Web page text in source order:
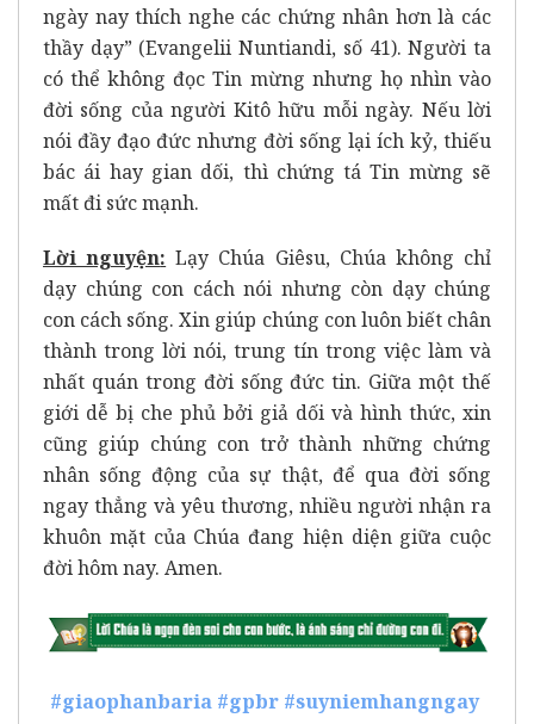
ngày nay thích nghe các chứng nhân hơn là các
thầy dạy” (Evangelii Nuntiandi, số 41). Người ta
có thể không đọc Tin mừng nhưng họ nhìn vào
đời sống của người Kitô hữu mỗi ngày. Nếu lời
nói đầy đạo đức nhưng đời sống lại ích kỷ, thiếu
bác ái hay gian dối, thì chứng tá Tin mừng sẽ
mất đi sức mạnh.
Lời nguyện: Lạy Chúa Giêsu, Chúa không chỉ
dạy chúng con cách nói nhưng còn dạy chúng
con cách sống. Xin giúp chúng con luôn biết chân
thành trong lời nói, trung tín trong việc làm và
nhất quán trong đời sống đức tin. Giữa một thế
giới dễ bị che phủ bởi giả dối và hình thức, xin
cũng giúp chúng con trở thành những chứng
nhân sống động của sự thật, để qua đời sống
ngay thẳng và yêu thương, nhiều người nhận ra
khuôn mặt của Chúa đang hiện diện giữa cuộc
đời hôm nay. Amen.
#giaophanbaria #gpbr #suyniemhangngay